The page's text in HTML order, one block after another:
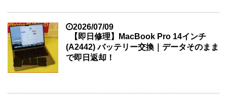
2026/07/09
【即日修理】MacBook Pro 14インチ
(A2442) バッテリー交換｜データそのまま
で即日返却！